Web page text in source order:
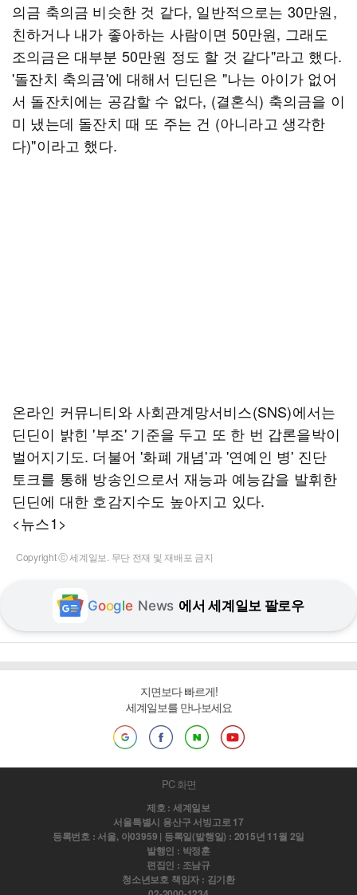
의금 축의금 비슷한 것 같다, 일반적으로는 30만원,
친하거나 내가 좋아하는 사람이면 50만원, 그래도
조의금은 대부분 50만원 정도 할 것 같다"라고 했다.
'돌잔치 축의금'에 대해서 딘딘은 "나는 아이가 없어
서 돌잔치에는 공감할 수 없다, (결혼식) 축의금을 이
미 냈는데 돌잔치 때 또 주는 건 (아니라고 생각한
다)"이라고 했다.
온라인 커뮤니티와 사회관계망서비스(SNS)에서는
딘딘이 밝힌 '부조' 기준을 두고 또 한 번 갑론을박이
벌어지기도. 더불어 '화폐 개념'과 '연예인 병' 진단
토크를 통해 방송인으로서 재능과 예능감을 발휘한
딘딘에 대한 호감지수도 높아지고 있다.
<뉴스1>
Copyright ⓒ 세계일보. 무단 전재 및 재배포 금지
Google News 에서 세계일보 팔로우
지면보다 빠르게!
세계일보를 만나보세요
PC 화면
제호 : 세계일보
서울특별시 용산구 서빙고로 17
등록번호 : 서울, 아03959 | 등록일(발행일) : 2015년 11월 2일
발행인 : 박정훈
편집인 : 조남규
청소년보호 책임자 : 김기환